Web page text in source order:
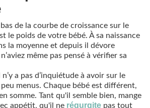
de la courbe de croissance sur le
le poids de votre bébé. À sa naissance
la moyenne et depuis il dévore
même pas pensé à vérifier sa
a pas d’inquiétude à avoir sur le
menus. Chaque bébé est différent,
somme. Tant qu'il semble bien, mange
appétit, qu'il ne régurgite pas tout